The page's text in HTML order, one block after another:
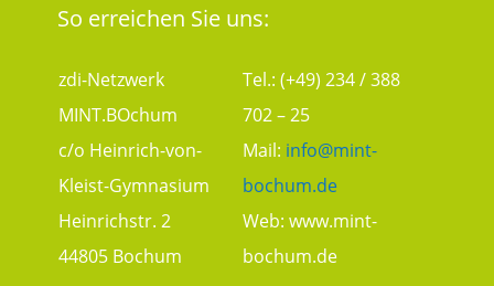
So erreichen Sie uns:
zdi-Netzwerk
MINT.BOchum
c/o Heinrich-von-
Kleist-Gymnasium
Heinrichstr. 2
44805 Bochum
Tel.: (+49) 234 / 388
702 – 25
Mail: info@mint-
bochum.de
Web: www.mint-
bochum.de